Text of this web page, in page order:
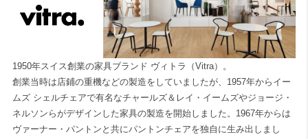
1950年スイス創業の家具ブランド ヴィトラ（Vitra）。
創業当時は店鋪の重機などの製造をしていましたが、1957年からイー
ムズ シェルチェアで有名なチャールズ＆レイ・イームズやジョージ・
ネルソンらがデザインした家具の製造を開始しました。1967年からは
ヴァーナー・パントンと共にパントンチェアを独自に生み出しまし